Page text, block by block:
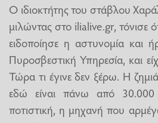
Ο ιδιοκτήτης του στάβλου
μιλώντας στο ilialive.gr, τόνισε
ειδοποίησε η αστυνομία και
Πυροσβεστική Υπηρεσία, και
Τώρα τι έγινε δεν ξέρω. Η
εδώ είναι πάνω από
ποτιστική, η μηχανή που